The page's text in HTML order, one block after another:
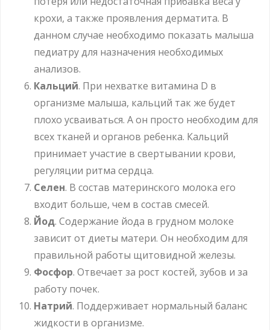
крохи, а также проявления дерматита. В
данном случае необходимо показать малыша
педиатру для назначения необходимых
анализов.
Кальций. При нехватке витамина D в
организме малыша, кальций так же будет
плохо усваиваться. А он просто необходим для
всех тканей и органов ребенка. Кальций
принимает участие в свертывании крови,
регуляции ритма сердца.
Селен. В состав материнского молока его
входит больше, чем в состав смесей.
Йод. Содержание йода в грудном молоке
зависит от диеты матери. Он необходим для
правильной работы щитовидной железы.
Фосфор. Отвечает за рост костей, зубов и за
работу почек.
Натрий. Поддерживает нормальный баланс
жидкости в организме.